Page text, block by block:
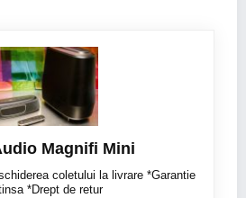
Magnifi Mini
coletului la livrare *Garantie
*Drept de retur